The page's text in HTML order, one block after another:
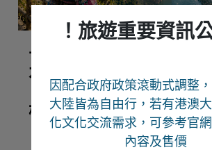
！旅遊重要資訊
因配合政府政策滾動式調整
大陸皆為自由行，若有港澳
化文化交流需求，可參考官
內容及售價
長江三峽巡禮、恩施峽
水鄉、仙山貢水8日-國
【無購物無自費升等
椅】